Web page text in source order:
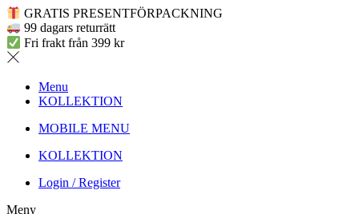
GRATIS PRESENTFÖRPACKNING
99 dagars returrätt
Fri frakt från 399 kr
Menu
KOLLEKTION
MOBILE MENU
KOLLEKTION
Login / Register
Meny